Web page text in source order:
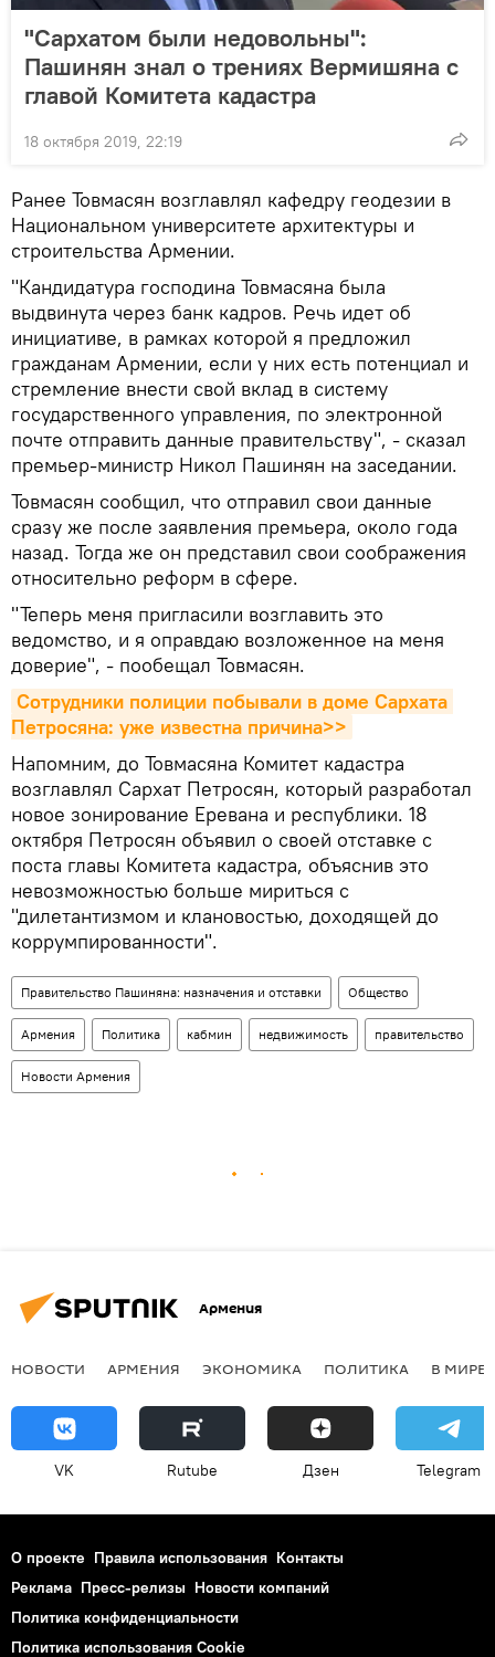
"Сархатом были недовольны":
Пашинян знал о трениях Вермишяна с
главой Комитета кадастра
18 октября 2019, 22:19
Ранее Товмасян возглавлял кафедру геодезии в
Национальном университете архитектуры и
строительства Армении.
"Кандидатура господина Товмасяна была
выдвинута через банк кадров. Речь идет об
инициативе, в рамках которой я предложил
гражданам Армении, если у них есть потенциал и
стремление внести свой вклад в систему
государственного управления, по электронной
почте отправить данные правительству", - сказал
премьер-министр Никол Пашинян на заседании.
Товмасян сообщил, что отправил свои данные
сразу же после заявления премьера, около года
назад. Тогда же он представил свои соображения
относительно реформ в сфере.
"Теперь меня пригласили возглавить это
ведомство, и я оправдаю возложенное на меня
доверие", - пообещал Товмасян.
Сотрудники полиции побывали в доме Сархата
Петросяна: уже известна причина>>
Напомним, до Товмасяна Комитет кадастра
возглавлял Сархат Петросян, который разработал
новое зонирование Еревана и республики. 18
октября Петросян объявил о своей отставке с
поста главы Комитета кадастра, объяснив это
невозможностью больше мириться с
"дилетантизмом и клановостью, доходящей до
коррумпированности".
Правительство Пашиняна: назначения и отставки Общество
Армения Политика кабмин недвижимость правительство
Новости Армения
Армения
НОВОСТИ АРМЕНИЯ ЭКОНОМИКА ПОЛИТИКА В МИРЕ
VK Rutube Дзен Telegram
О проекте Правила использования Контакты
Реклама Пресс-релизы Новости компаний
Политика конфиденциальности
Политика использования Cookie